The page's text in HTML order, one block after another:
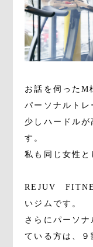
お話を伺ったM
パーソナルトレ
少しハードルが
す。
私も同じ女性と
REJUV
いジムです。
さらにパーソ
ている方は、